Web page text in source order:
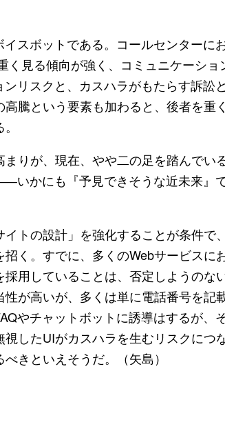
スボットである。コールセンターに
見る傾向が強く、コミュニケーショ
リスクと、カスハラがもたらす訴訟
という要素も加わると、後者を重
りが、現在、やや二の足を踏んでい
いかにも『予見できそうな近未来』
トの設計」を強化することが条件で
く。すでに、多くのWebサービスに
用していることは、否定しようのな
が高いが、多くは単に電話番号を記
やチャットボットに誘導はするが、
したUIがカスハラを生むリスクにつ
きといえそうだ。（矢島）